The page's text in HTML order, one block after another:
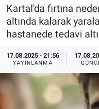
Kartal'da fırtına
altında kalarak
hastanede tedavi
17.08.2025 - 21:56
YAYINLANMA
Dünya
Ege Saati
Ege'den Esintiler
Eğitim
Spor
Yayın Akışı
İletişim
Son Dakika
Haber Arşivi